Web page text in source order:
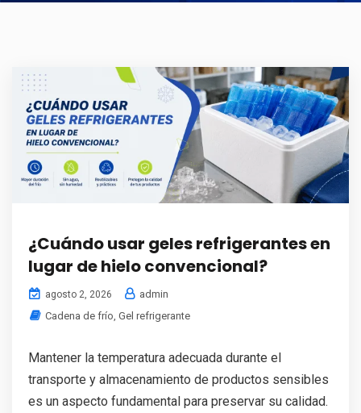
¿Cuándo usar geles refrigerantes en
lugar de hielo convencional?
agosto 2, 2026
admin
Cadena de frío Gel refrigerante
Mantener la temperatura adecuada durante el
transporte y almacenamiento de productos sensibles
es un aspecto fundamental para preservar su calidad.